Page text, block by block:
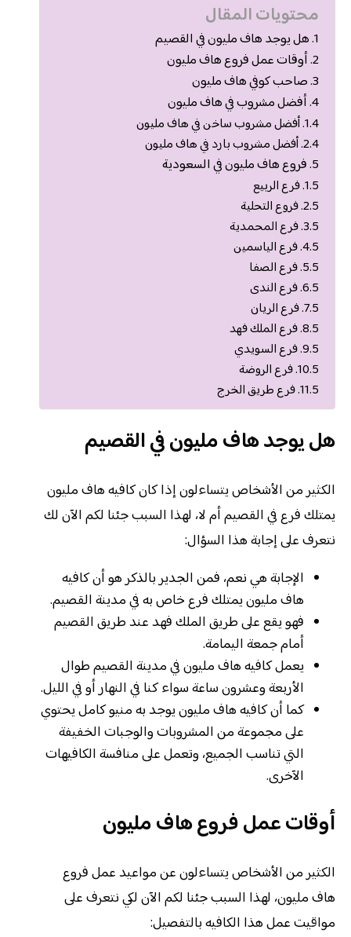
محتويات المقال
هل يوجد هاف مليون في القصيم
أوقات عمل فروع هاف مليون
صاحب كوفي هاف مليون
أفضل مشروب في هاف مليون
أفضل مشروب ساخن في هاف مليون
أفضل مشروب بارد في هاف مليون
فروع هاف مليون في السعودية
فرع الربيع
فروع التحلية
فرع المحمدية
فرع الياسمين
فرع الصفا
فرع الندى
فرع الريان
فرع الملك فهد
فرع السويدي
فرع الروضة
فرع طريق الخرج
هل يوجد هاف مليون في القصيم
الكثير من الأشخاص يتساءلون إذا كان كافيه هاف مليون
يمتلك فرع في القصيم أم لا، لهذا السبب جئنا لكم الآن لك
نتعرف على إجابة هذا السؤال:
الإجابة هي نعم، فمن الجدير بالذكر هو أن كافيه
هاف مليون يمتلك فرع خاص به في مدينة القصيم.
فهو يقع على طريق الملك فهد عند طريق القصيم
أمام جمعة اليمامة.
يعمل كافيه هاف مليون في مدينة القصيم طوال
الأربعة وعشرون ساعة سواء كنا في النهار أو في الليل.
كما أن كافيه هاف مليون يوجد به منيو كامل يحتوي
على مجموعة من المشروبات والوجبات الخفيفة
التي تناسب الجميع، وتعمل على منافسة الكافيهات
الآخرى.
أوقات عمل فروع هاف مليون
الكثير من الأشخاص يتساءلون عن مواعيد عمل فروع
هاف مليون، لهذا السبب جئنا لكم الآن لكي نتعرف على
مواقيت عمل هذا الكافيه بالتفصيل: